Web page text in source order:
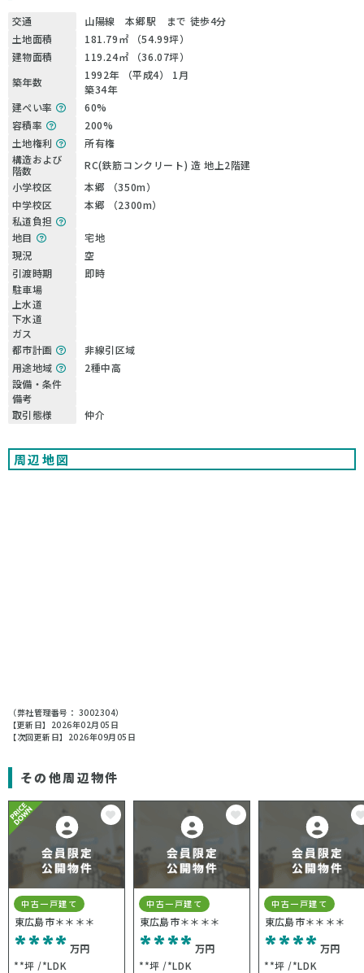
交通
山陽線 本郷駅 まで 徒歩4分
土地面積
181.79㎡ （54.99坪）
建物面積
119.24㎡ （36.07坪）
築年数
1992年 （平成4） 1月
築34年
建ぺい率
60%
容積率
200%
土地権利
所有権
構造および
階数
RC(鉄筋コンクリート) 造 地上2階建
小学校区
本郷 （350m）
中学校区
本郷 （2300m）
私道負担
地目
宅地
現況
空
引渡時期
即時
駐車場
上水道
下水道
ガス
都市計画
非線引区域
用途地域
2種中高
設備・条件
備考
取引態様
仲介
周辺地図
（弊社管理番号： 3002304）
【更新日】2026年02月05日
【次回更新日】2026年09月05日
その他周辺物件
中古一戸建て
東広島市＊＊＊＊
**** 万円
**坪 *LDK
中古一戸建て
東広島市＊＊＊＊
**** 万円
**坪 *LDK
中古一戸建て
東広島市＊＊＊＊
**** 万円
**坪 *LDK